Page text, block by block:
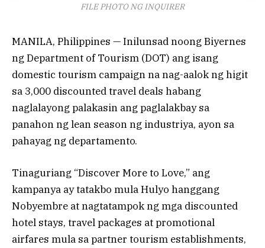
FILE PHOTO NG INQUIRER
MANILA, Philippines — Inilunsad noong Biyernes
ng Department of Tourism (DOT) ang isang
domestic tourism campaign na nag-aalok ng higit
sa 3,000 discounted travel deals habang
naglalayong palakasin ang paglalakbay sa
panahon ng lean season ng industriya, ayon sa
pahayag ng departamento.
Tinaguriang “Discover More to Love,” ang
kampanya ay tatakbo mula Hulyo hanggang
Nobyembre at nagtatampok ng mga discounted
hotel stays, travel packages at promotional
airfares mula sa partner tourism establishments,